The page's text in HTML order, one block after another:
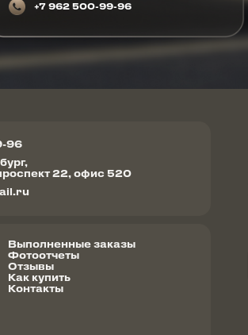
+7 962 500-99-96
96
22, офис 520
Выполненные заказы
Фотоотчеты
Отзывы
Как купить
Контакты